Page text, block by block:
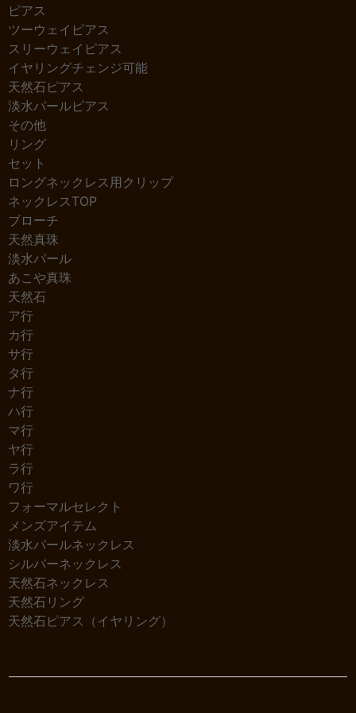
ピアス
ツーウェイピアス
スリーウェイピアス
イヤリングチェンジ可能
天然石ピアス
淡水パールピアス
その他
リング
セット
ロングネックレス用クリップ
ネックレスTOP
ブローチ
天然真珠
淡水パール
あこや真珠
天然石
ア行
カ行
サ行
タ行
ナ行
ハ行
マ行
ヤ行
ラ行
ワ行
フォーマルセレクト
メンズアイテム
淡水パールネックレス
シルバーネックレス
天然石ネックレス
天然石リング
天然石ピアス（イヤリング）